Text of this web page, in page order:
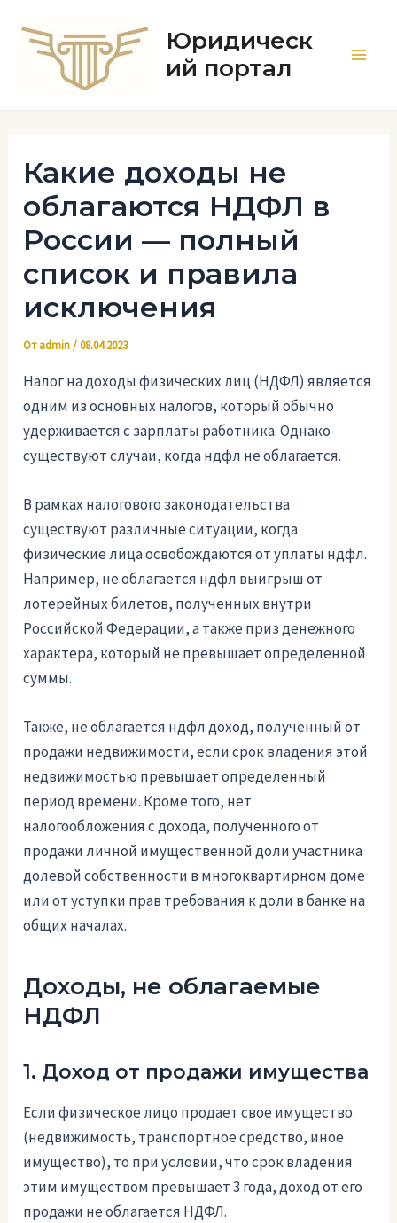
содержимому
Юридическ
ий портал
Какие доходы не
облагаются НДФЛ в
России — полный
список и правила
исключения
Отadmin/08.04.2023
Налог на доходы физических лиц (НДФЛ) является
одним из основных налогов, который обычно
удерживается с зарплаты работника. Однако
существуют случаи, когда ндфл не облагается.
В рамках налогового законодательства
существуют различные ситуации, когда
физические лица освобождаются от уплаты ндфл.
Например, не облагается ндфл выигрыш от
лотерейных билетов, полученных внутри
Российской Федерации, а также приз денежного
характера, который не превышает определенной
суммы.
Также, не облагается ндфл доход, полученный от
продажи недвижимости, если срок владения этой
недвижимостью превышает определенный
период времени. Кроме того, нет
налогообложения с дохода, полученного от
продажи личной имущественной доли участника
долевой собственности в многоквартирном доме
или от уступки прав требования к доли в банке на
общих началах.
Доходы, не облагаемые
НДФЛ
1. Доход от продажи имущества
Если физическое лицо продает свое имущество
(недвижимость, транспортное средство, иное
имущество), то при условии, что срок владения
этим имуществом превышает 3 года, доход от его
продажи не облагается НДФЛ.